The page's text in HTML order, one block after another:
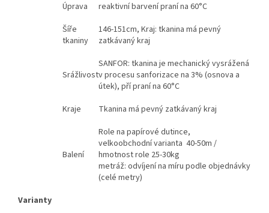
Úprava
reaktivní barvení praní na 60°C
Šíře
tkaniny
146-151cm, Kraj: tkanina má pevný
zatkávaný kraj
Srážlivost
SANFOR: tkanina je mechanický vysrážená
v procesu sanforizace na 3% (osnova a
útek), pří praní na 60°C
Kraje
Tkanina má pevný zatkávaný kraj
Balení
Role na papírové dutince,
velkoobchodní varianta 40-50m /
hmotnost role 25-30kg
metráž: odvíjení na míru podle objednávky
(celé metry)
Varianty